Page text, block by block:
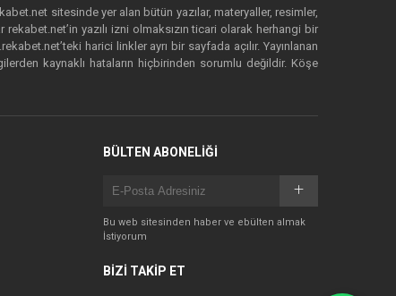
sitesinde yer alan bütün yazılar, materyaller, resimler,
yazılı izni olmaksızın ticari olarak herhangi bir
harici linkler ayrı bir sayfada açılır. Yayınlanan
kaynaklı hataların hiçbirinden sorumlu değildir. Köşe
BÜLTEN ABONELİĞİ
Bu web sitesinden haber ve ebülten almak
İstiyorum
BİZİ TAKİP ET